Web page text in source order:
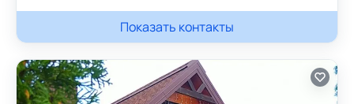
Показать контакты